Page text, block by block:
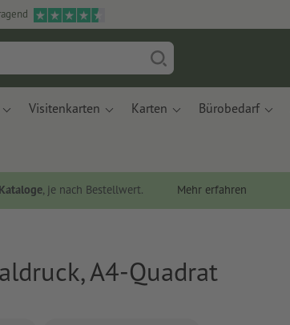
Visitenkarten Karten Bürobedarf
, je nach Bestellwert. Mehr erfahren
A4-Quadrat